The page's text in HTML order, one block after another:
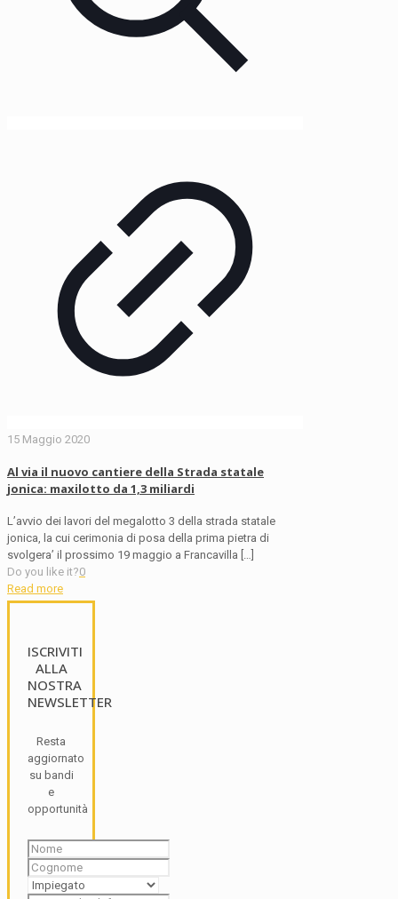
15 Maggio 2020
Al via il nuovo cantiere della Strada statale
jonica: maxilotto da 1,3 miliardi
L’avvio dei lavori del megalotto 3 della strada statale
jonica, la cui cerimonia di posa della prima pietra di
svolgera’ il prossimo 19 maggio a Francavilla
Do you like it?0
Read more
ISCRIVITI
ALLA
NOSTRA
NEWSLETTER
Resta
aggiornato
su bandi
e
opportunità